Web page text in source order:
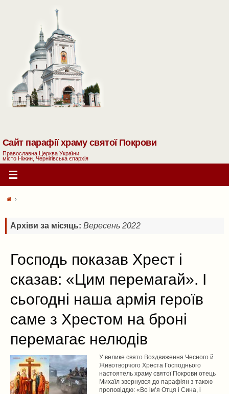
Сайт парафії храму святої Покрови
Православна Церква України
місто Ніжин, Чернігівська єпархія
Архіви за місяць: Вересень 2022
Господь показав Хрест і
сказав: «Цим перемагай». І
сьогодні наша армія героїв
саме з Хрестом на броні
перемагає нелюдів
У велике свято Воздвиження Чесного й
Животворчого Хреста Господнього
настоятель храму святої Покрови отець
Михаїл звернувся до парафіян з такою
проповіддю: «Во ім’я Отця і Сина, і